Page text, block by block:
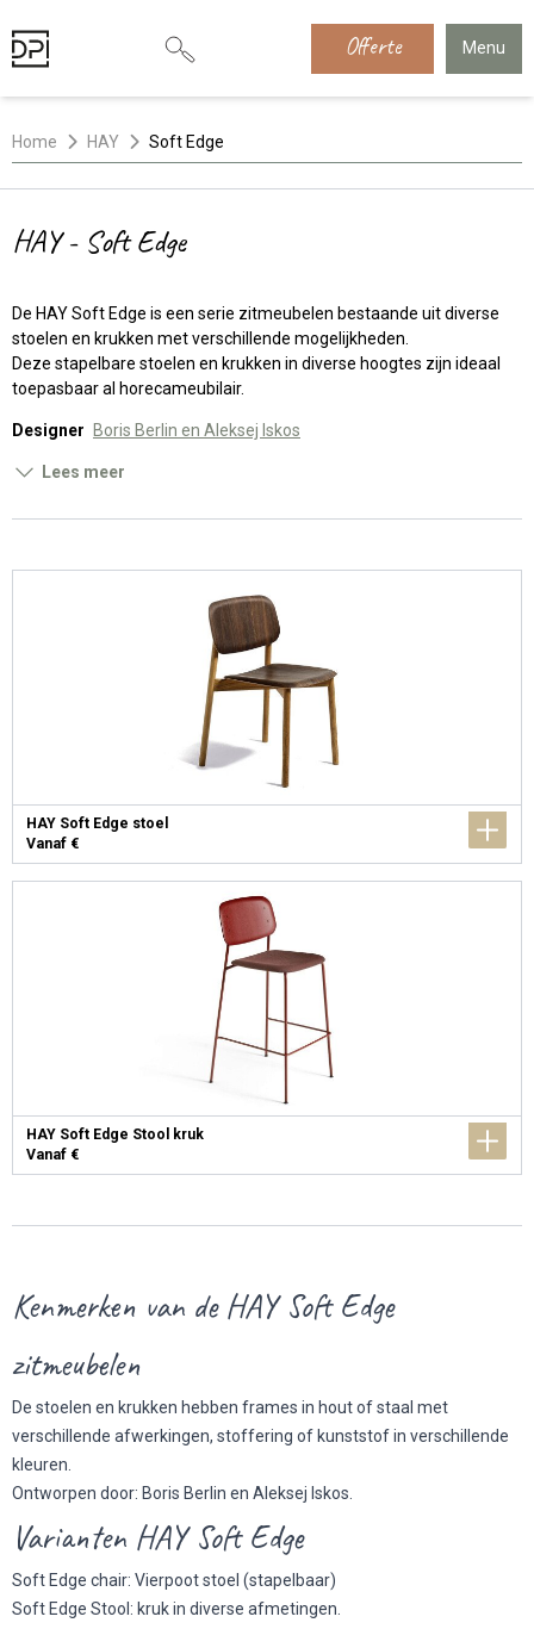
Offerte Menu
Home HAY Soft Edge
HAY - Soft Edge
De HAY Soft Edge is een serie zitmeubelen bestaande uit diverse
stoelen en krukken met verschillende mogelijkheden.
Deze stapelbare stoelen en krukken in diverse hoogtes zijn ideaal
toepasbaar al horecameubilair.
Designer Boris Berlin en Aleksej Iskos
Lees meer
HAY Soft Edge stoel
Vanaf €
HAY Soft Edge Stool kruk
Vanaf €
Kenmerken van de HAY Soft Edge
zitmeubelen
De stoelen en krukken hebben frames in hout of staal met
verschillende afwerkingen, stoffering of kunststof in verschillende
kleuren.
Ontworpen door: Boris Berlin en Aleksej Iskos.
Varianten HAY Soft Edge
Soft Edge chair: Vierpoot stoel (stapelbaar)
Soft Edge Stool: kruk in diverse afmetingen.